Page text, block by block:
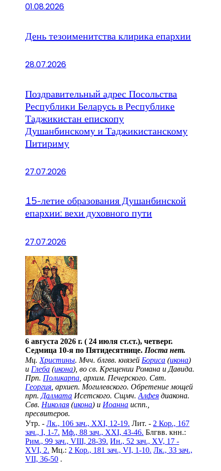
01.08.2026
День тезоименитства клирика епархии
28.07.2026
Поздравительный адрес Посольства
Республики Беларусь в Республике
Таджикистан епископу
Душанбинскому и Таджикистанскому
Питириму
27.07.2026
15-летие образования Душанбинской
епархии: вехи духовного пути
27.07.2026
6 августа 2026 г. ( 24 июля ст.ст.), четверг.
Седмица 10-я по Пятидесятнице. Поста нет.
Мц. Христины. Мчч. блгвв. князей Бориса (икона)
и Глеба (икона), во св. Крещении Романа и Давида.
Прп. Поликарпа , архим. Печерского. Свт.
Георгия , архиеп. Могилевского. Обретение мощей
прп. Далмата Исетского. Сщмч.Алфея диакона.
Свв. Николая (икона) и Иоанна испп.,
пресвитеров.
Утр. -Лк., 106 зач., XXI, 12-19. Лит. - 2 Кор., 167
зач., I, 1-7. Мф., 88 зач., XXI, 43-46. Блгвв. кнн.:
Рим., 99 зач., VIII, 28-39. Ин., 52 зач., XV, 17 -
XVI, 2. Мц.: 2 Кор., 181 зач., VI, 1-10. Лк., 33 зач.,
VII, 36-50 .